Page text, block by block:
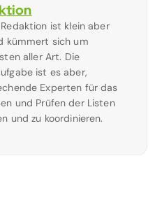
ist klein aber
kümmert sich um
aller Art. Die
ist es aber,
Experten für das
und Prüfen der Listen
und zu koordinieren.